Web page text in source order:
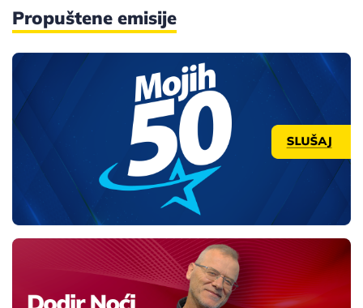
Propuštene emisije